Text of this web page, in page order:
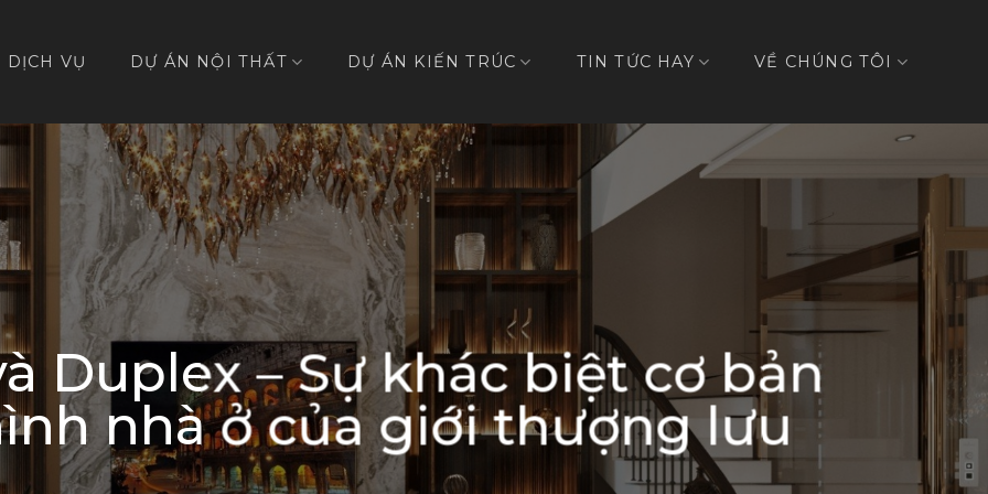
DỊCH VỤ DỰ ÁN NỘI THẤT DỰ ÁN KIẾN TRÚC TIN TỨC HAY VỀ CHÚNG TÔI
Duplex – Sự khác biệt cơ bản
nhà ở của giới thượng lưu